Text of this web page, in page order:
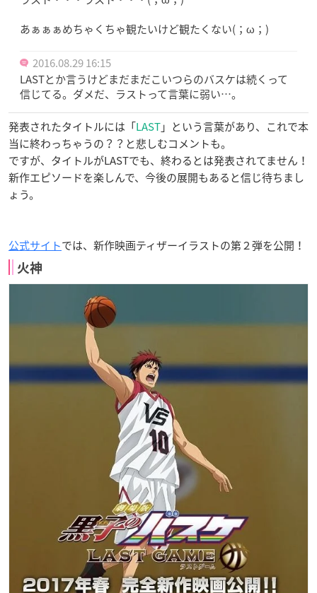
あぁぁぁめちゃくちゃ観たいけど観たくない(；ω；)
2016.08.29 16:15
LASTとか言うけどまだまだこいつらのバスケは続くって
信じてる。ダメだ、ラストって言葉に弱い…。
発表されたタイトルには「LAST」という言葉があり、これで本
当に終わっちゃうの？？と悲しむコメントも。
ですが、タイトルがLASTでも、終わるとは発表されてません！
新作エピソードを楽しんで、今後の展開もあると信じ待ちまし
ょう。
公式サイトでは、新作映画ティザーイラストの第２弾を公開！
火神